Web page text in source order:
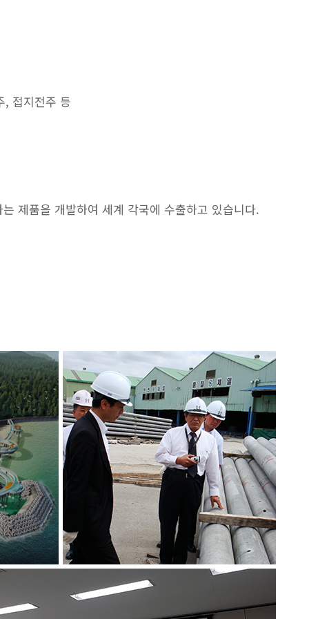
접지전주 등
제품을 개발하여 세계 각국에 수출하고 있습니다.
엔지니어링 기술협력
일본 히타치